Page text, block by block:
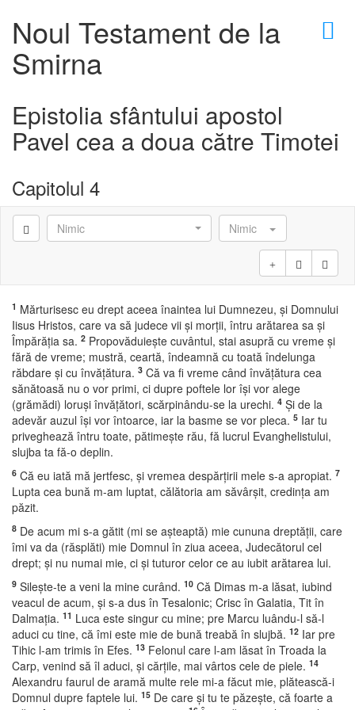
×
Noul Testament de la
Smirna
Epistolia sfântului apostol
Pavel cea a doua către Timotei
Capitolul 4
Nimic Nimic
1 Mărturisesc eu drept aceea înaintea lui Dumnezeu, şi Domnului
Iisus Hristos, care va să judece vii şi morţii, întru arătarea sa şi
Împărăţia sa. 2 Propovăduieşte cuvântul, stai asupră cu vreme şi
fără de vreme; mustră, ceartă, îndeamnă cu toată îndelunga
răbdare şi cu învăţătura. 3 Că va fi vreme când învăţătura cea
sănătoasă nu o vor primi, ci dupre poftele lor îşi vor alege
(grămădi) loruşi învăţători, scărpinându-se la urechi. 4 Şi de la
adevăr auzul îşi vor întoarce, iar la basme se vor pleca. 5 Iar tu
priveghează întru toate, pătimeşte rău, fă lucrul Evanghelistului,
slujba ta fă-o deplin.
6 Că eu iată mă jertfesc, şi vremea despărţirii mele s-a apropiat. 7
Lupta cea bună m-am luptat, călătoria am săvârşit, credinţa am
păzit.
8 De acum mi s-a gătit (mi se aşteaptă) mie cununa dreptăţii, care
îmi va da (răsplăti) mie Domnul în ziua aceea, Judecătorul cel
drept; şi nu numai mie, ci şi tuturor celor ce au iubit arătarea lui.
9 Sileşte-te a veni la mine curând. 10 Că Dimas m-a lăsat, iubind
veacul de acum, şi s-a dus în Tesalonic; Crisc în Galatia, Tit în
Dalmaţia. 11 Luca este singur cu mine; pre Marcu luându-l să-l
aduci cu tine, că îmi este mie de bună treabă în slujbă. 12 Iar pre
Tihic l-am trimis în Efes. 13 Felonul care l-am lăsat în Troada la
Carp, venind să îl aduci, şi cărţile, mai vârtos cele de piele. 14
Alexandru faurul de aramă multe rele mi-a făcut mie, plătească-i
Domnul dupre faptele lui. 15 De care şi tu te păzeşte, că foarte a